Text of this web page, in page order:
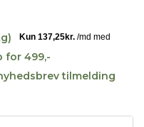
for 499,-
tilmelding